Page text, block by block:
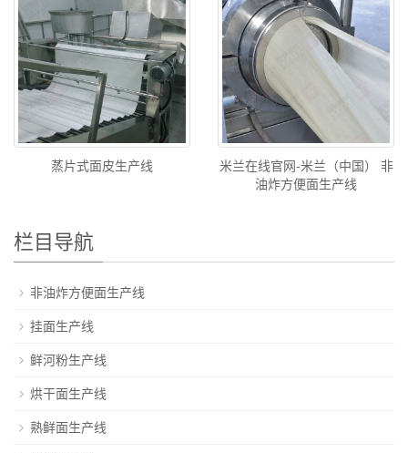
蒸片式面皮生产线
米兰在线官网-米兰（中国） 非
油炸方便面生产线
栏目导航
非油炸方便面生产线
挂面生产线
鲜河粉生产线
烘干面生产线
熟鲜面生产线